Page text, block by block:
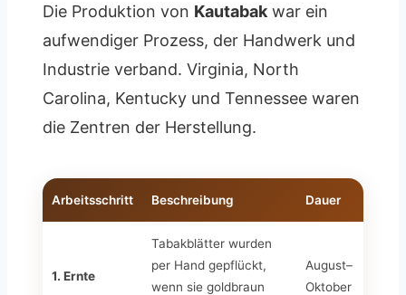
Die Produktion von Kautabak war ein
aufwendiger Prozess, der Handwerk und
Industrie verband. Virginia, North
Carolina, Kentucky und Tennessee waren
die Zentren der Herstellung.
Arbeitsschritt Beschreibung Dauer
1. Ernte
Tabakblätter wurden
per Hand gepflückt,
wenn sie goldbraun
August–
Oktober